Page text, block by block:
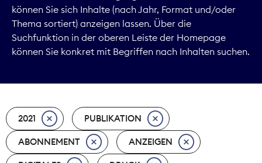
Kommunikation
Marktdaten
Nachhaltigkeit
Nachwuchs
können Sie sich Inhalte (nach Jahr, Format und/oder
Thema sortiert) anzeigen lassen. Über die
Suchfunktion in der oberen Leiste der Homepage
können Sie konkret mit Begriffen nach Inhalten suchen.
2021 PUBLIKATION
ABONNEMENT ANZEIGEN